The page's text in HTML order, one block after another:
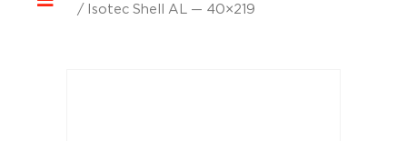
/ Isotec Shell AL — 40×219